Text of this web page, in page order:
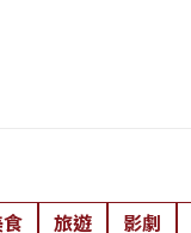
旅遊 影劇